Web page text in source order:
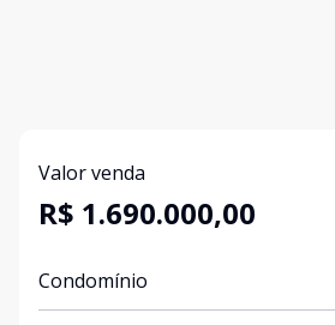
Valor venda
R$ 1.690.000,00
Condomínio